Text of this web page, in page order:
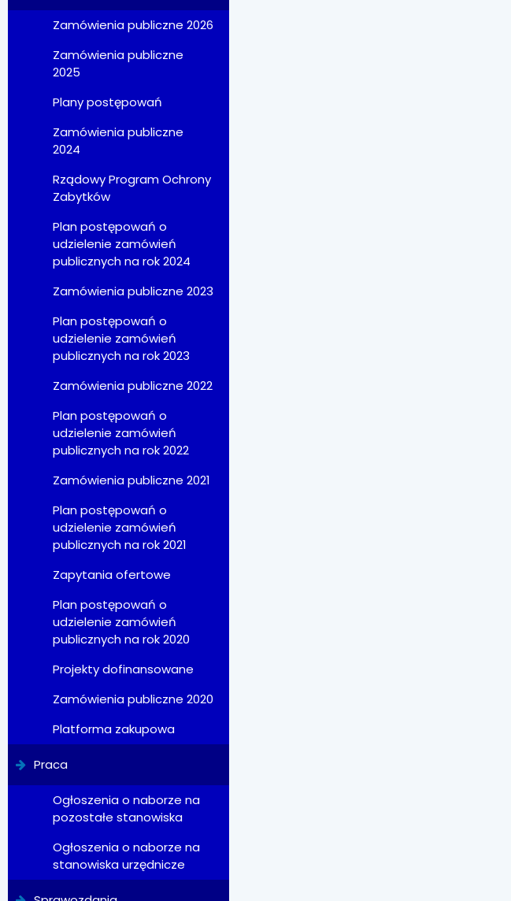
Zamówienia publiczne 2026
Zamówienia publiczne
2025
Plany postępowań
Zamówienia publiczne
2024
Rządowy Program Ochrony
Zabytków
Plan postępowań o
udzielenie zamówień
publicznych na rok 2024
Zamówienia publiczne 2023
Plan postępowań o
udzielenie zamówień
publicznych na rok 2023
Zamówienia publiczne 2022
Plan postępowań o
udzielenie zamówień
publicznych na rok 2022
Zamówienia publiczne 2021
Plan postępowań o
udzielenie zamówień
publicznych na rok 2021
Zapytania ofertowe
Plan postępowań o
udzielenie zamówień
publicznych na rok 2020
Projekty dofinansowane
Zamówienia publiczne 2020
Platforma zakupowa
Praca
Ogłoszenia o naborze na
pozostałe stanowiska
Ogłoszenia o naborze na
stanowiska urzędnicze